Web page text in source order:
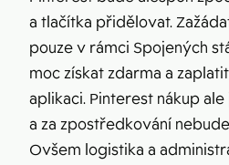
a tlačítka přidělovat.
pouze v rámci Spojených
moc získat zdarma a
aplikaci. Pinterest nákup
a za zpostředkování
Ovšem logistika a